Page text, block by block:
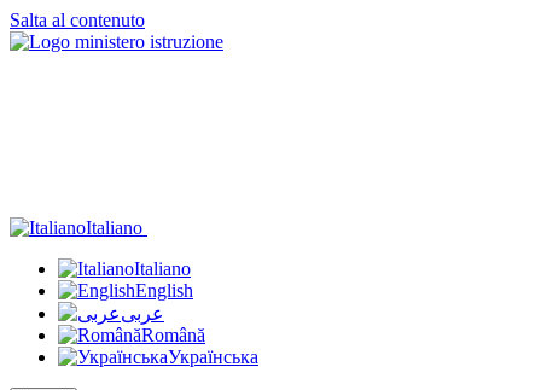
Salta al contenuto
Italiano
Italiano
English
عربى
Română
Українська